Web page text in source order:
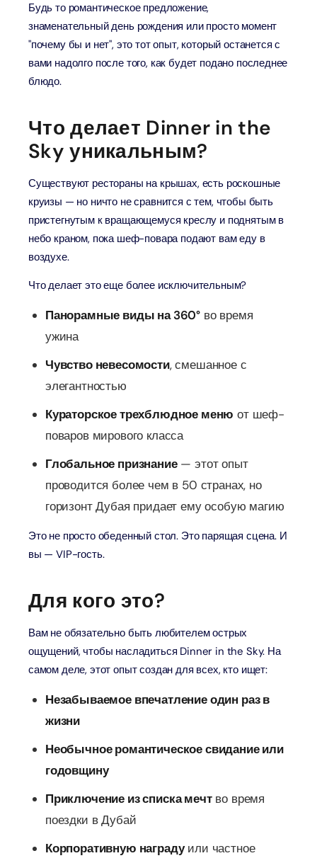
Будь то романтическое предложение,
знаменательный день рождения или просто момент
"почему бы и нет", это тот опыт, который останется с
вами надолго после того, как будет подано последнее
блюдо.
Что делает Dinner in the
Sky уникальным?
Существуют рестораны на крышах, есть роскошные
круизы — но ничто не сравнится с тем, чтобы быть
пристегнутым к вращающемуся креслу и поднятым в
небо краном, пока шеф-повара подают вам еду в
воздухе.
Что делает это еще более исключительным?
Панорамные виды на 360° во время
ужина
Чувство невесомости, смешанное с
элегантностью
Кураторское трехблюдное меню от шеф-
поваров мирового класса
Глобальное признание— этот опыт
проводится более чем в 50 странах, но
горизонт Дубая придает ему особую магию
Это не просто обеденный стол. Это парящая сцена. И
вы — VIP-гость.
Для кого это?
Вам не обязательно быть любителем острых
ощущений, чтобы насладиться Dinner in the Sky. На
самом деле, этот опыт создан для всех, кто ищет:
Незабываемое впечатление один раз в
жизни
Необычное романтическое свидание или
годовщину
Приключение из списка мечтво время
поездки в Дубай
Корпоративную наградуили частное